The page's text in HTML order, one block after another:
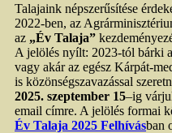
Talajaink népszerűsítése
2022-ben, az
az „Év Talaja”
A jelölés nyílt: 2023-tól bárki
vagy akár az egész Kárpát-
is közönségszavazással
2025. szeptember 15–ig
email címre. A jelölés formai
Év Talaja 2025 Felhívásban